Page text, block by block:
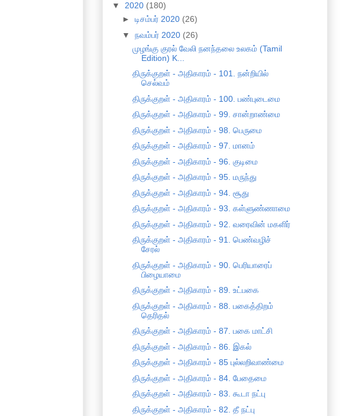
▼ 2020 (180)
► டிசம்பர் 2020 (26)
▼ நவம்பர் 2020 (26)
முழங்கு குரல் வேலி நனந்தலை உலகம் (Tamil
Edition) K...
திருக்குறள் - அதிகாரம் - 101. நன்றியில்
செல்வம்
திருக்குறள் - அதிகாரம் - 100. பண்புடைமை
திருக்குறள் - அதிகாரம் - 99. சான்றாண்மை
திருக்குறள் - அதிகாரம் - 98. பெருமை
திருக்குறள் - அதிகாரம் - 97. மானம்
திருக்குறள் - அதிகாரம் - 96. குடிமை
திருக்குறள் - அதிகாரம் - 95. மருந்து
திருக்குறள் - அதிகாரம் - 94. சூது
திருக்குறள் - அதிகாரம் - 93. கள்ளுண்ணாமை
திருக்குறள் - அதிகாரம் - 92. வரைவின் மகளிர்
திருக்குறள் - அதிகாரம் - 91. பெண்வழிச்
சேரல்
திருக்குறள் - அதிகாரம் - 90. பெரியாரைப்
பிழையாமை
திருக்குறள் - அதிகாரம் - 89. உட்பகை
திருக்குறள் - அதிகாரம் - 88. பகைத்திறம்
தெரிதல்
திருக்குறள் - அதிகாரம் - 87. பகை மாட்சி
திருக்குறள் - அதிகாரம் - 86. இகல்
திருக்குறள் - அதிகாரம் - 85 புல்லறிவாண்மை
திருக்குறள் - அதிகாரம் - 84. பேதைமை
திருக்குறள் - அதிகாரம் - 83. கூடா நட்பு
திருக்குறள் - அதிகாரம் - 82. தீ நட்பு